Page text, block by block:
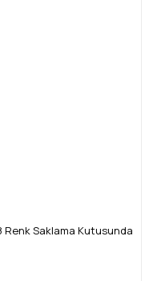
Renk Saklama Kutusunda